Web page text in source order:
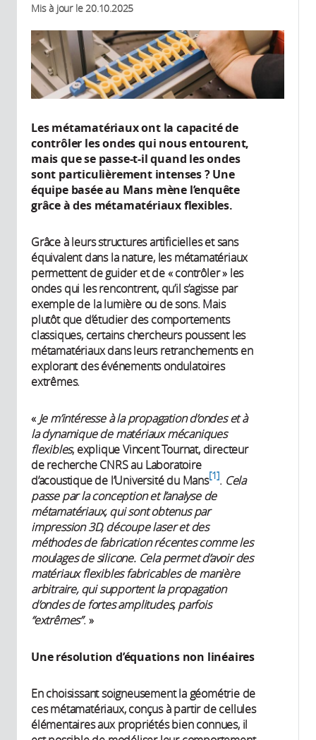
Mis à jour le 20.10.2025
Les métamatériaux ont la capacité de
contrôler les ondes qui nous entourent,
mais que se passe-t-il quand les ondes
sont particulièrement intenses ? Une
équipe basée au Mans mène l’enquête
grâce à des métamatériaux flexibles.
Grâce à leurs structures artificielles et sans
équivalent dans la nature, les métamatériaux
permettent de guider et de « contrôler » les
ondes qui les rencontrent, qu’il s’agisse par
exemple de la lumière ou de sons. Mais
plutôt que d’étudier des comportements
classiques, certains chercheurs poussent les
métamatériaux dans leurs retranchements en
explorant des événements ondulatoires
extrêmes.
« Je m’intéresse à la propagation d’ondes et à
la dynamique de matériaux mécaniques
flexibles, explique Vincent Tournat, directeur
de recherche CNRS au Laboratoire
d’acoustique de l’Université du Mans 1 . Cela
passe par la conception et l’analyse de
métamatériaux, qui sont obtenus par
impression 3D, découpe laser et des
méthodes de fabrication récentes comme les
moulages de silicone. Cela permet d’avoir des
matériaux flexibles fabricables de manière
arbitraire, qui supportent la propagation
d’ondes de fortes amplitudes, parfois
“extrêmes”. »
Une résolution d’équations non linéaires
En choisissant soigneusement la géométrie de
ces métamatériaux, conçus à partir de cellules
élémentaires aux propriétés bien connues, il